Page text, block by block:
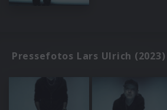
Pressefotos Lars Ulrich (2023)